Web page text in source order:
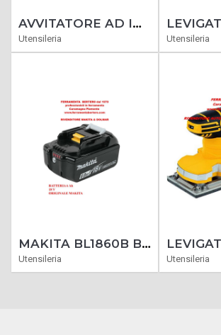
AVVITATORE AD IMPULSI LXT DTW700ZJ MAKITA SOLO CORPO MACCHINA SENZA VALIGIA
Utensileria Utensileria
MAKITA BL1860B BATTERIA ORIGINALE AL LITIO LXT 18V 6AH CON INDICATORE CARICA LED
Utensileria Utensileria